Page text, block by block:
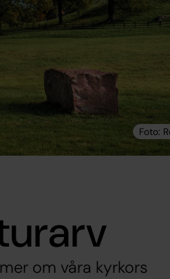
om våra kyrkors